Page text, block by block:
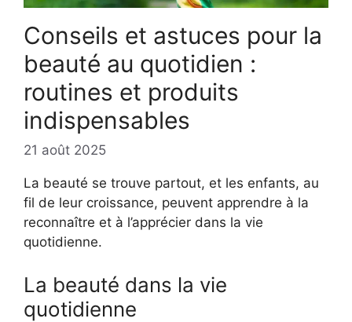
Conseils et astuces pour la
beauté au quotidien :
routines et produits
indispensables
21 août 2025
La beauté se trouve partout, et les enfants, au
fil de leur croissance, peuvent apprendre à la
reconnaître et à l’apprécier dans la vie
quotidienne.
La beauté dans la vie
quotidienne